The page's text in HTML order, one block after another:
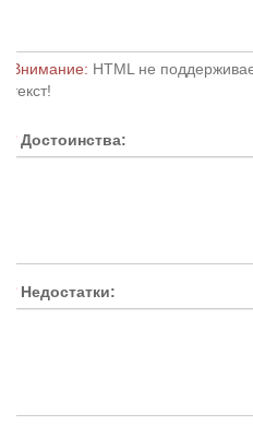
Внимание: HTML не
текст!
Достоинства:
Недостатки: